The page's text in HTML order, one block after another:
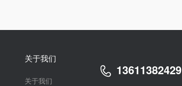
关于我们
关于我们
13611382429